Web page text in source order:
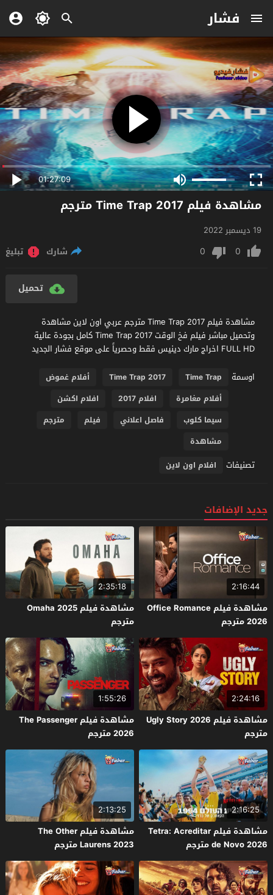
فشار
01:27:09
مشاهدة فيلم Time Trap 2017 مترجم
19 ديسمبر 2022
0
0 شارك تبليغ
تحميل
مشاهدة فيلم Time Trap 2017 مترجم عربي اون لاين مشاهدة
وتحميل مباشر فيلم فخ الوقت Time Trap 2017 كامل بجودة عالية
FULL HD اخراج مارك دينيس فقط وحصرياً على موقع فشار الجديد
اوسمة
Time Trap
Time Trap 2017
أفلام غموض
أفلام مغامرة
افلام 2017
افلام اكشن
سيما كلوب
فاصل اعلاني فيلم
مترجم
مشاهدة
تصنيفات افلام اون لاين
جديد الإضافات
2:16:44
مشاهدة فيلم Office Romance
2026 مترجم
2:35:18
مشاهدة فيلم Omaha 2025
مترجم
2:24:16
مشاهدة فيلم Ugly Story 2026
مترجم
1:55:26
مشاهدة فيلم The Passenger
2026 مترجم
2:16:25
مشاهدة فيلم Tetra: Acreditar
de Novo 2026 مترجم
2:13:25
مشاهدة فيلم The Other
Laurens 2023 مترجم